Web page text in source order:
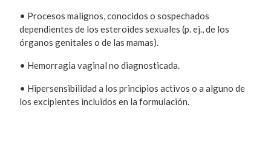
• Procesos malignos, conocidos o sospechados
dependientes de los esteroides sexuales (p. ej., de los
órganos genitales o de las mamas).
• Hemorragia vaginal no diagnosticada.
• Hipersensibilidad a los principios activos o a alguno de
los excipientes incluidos en la formulación.